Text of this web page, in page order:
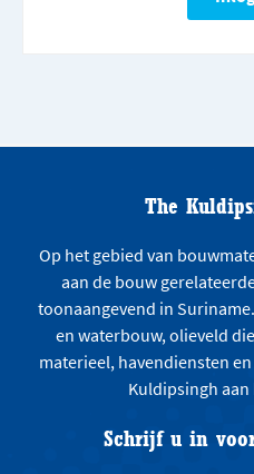
The
Op het gebied van
aan de bouw
toonaangevend in
en waterbouw, olieveld
materieel, havendiensten
Kuldipsingh
Schrijf u in